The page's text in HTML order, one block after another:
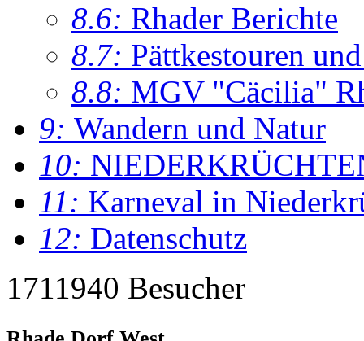
8.6: Rhader Berichte
8.7: Pättkestouren
8.8: MGV "Cäcilia"
9: Wandern und Natur
10:
11: Karneval in
12: Datenschutz
1711940 Besucher